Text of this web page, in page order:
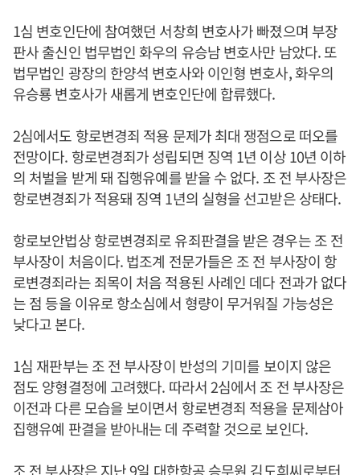
1심 변호인단에 참여했던 서창희 변호사가 빠졌으며 부장
판사 출신인 법무법인 화우의 유승남 변호사만 남았다. 또
법무법인 광장의 한양석 변호사와 이인형 변호사, 화우의
유승룡 변호사가 새롭게 변호인단에 합류했다.
2심에서도 항로변경죄 적용 문제가 최대 쟁점으로 떠오를
전망이다. 항로변경죄가 성립되면 징역 1년 이상 10년 이하
의 처벌을 받게 돼 집행유예를 받을 수 없다. 조 전 부사장은
항로변경죄가 적용돼 징역 1년의 실형을 선고받은 상태다.
항로보안법상 항로변경죄로 유죄판결을 받은 경우는 조 전
부사장이 처음이다. 법조계 전문가들은 조 전 부사장이 항
로변경죄라는 죄목이 처음 적용된 사례인 데다 전과가 없다
는 점 등을 이유로 항소심에서 형량이 무거워질 가능성은
낮다고 본다.
1심 재판부는 조 전 부사장이 반성의 기미를 보이지 않은
점도 양형결정에 고려했다. 따라서 2심에서 조 전 부사장은
이전과 다른 모습을 보이면서 항로변경죄 적용을 문제삼아
집행유예 판결을 받아내는 데 주력할 것으로 보인다.
조 전 부사장은 지난 9일 대한항공 승무원 김도희씨로부터